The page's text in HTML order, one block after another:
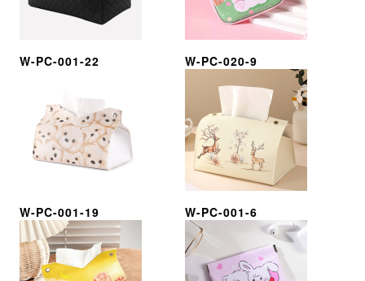
W-PC-001-22 W-PC-020-9
W-PC-001-19 W-PC-001-6